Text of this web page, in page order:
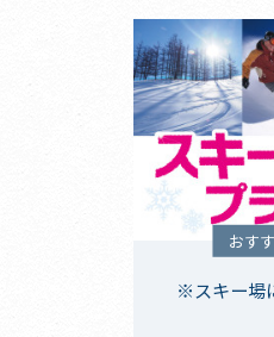
おす
※スキー場